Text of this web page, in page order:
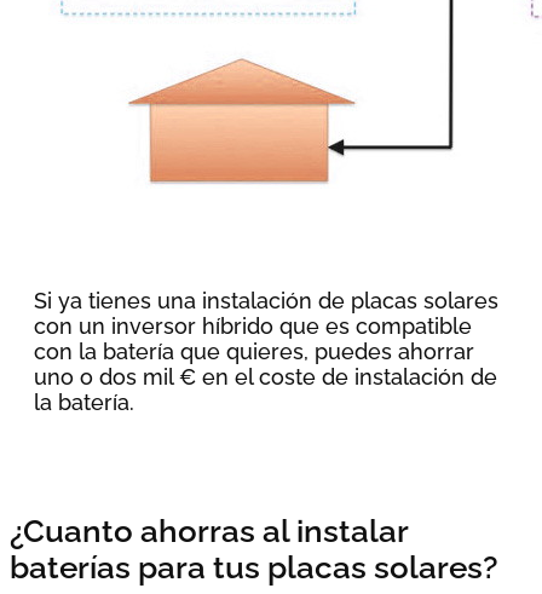
Si ya tienes una instalación de placas solares
con un inversor híbrido que es compatible
con la batería que quieres, puedes ahorrar
uno o dos mil € en el coste de instalación de
la batería.
¿Cuanto ahorras al instalar
baterías para tus placas solares?